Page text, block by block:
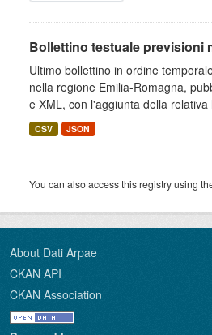
Bollettino testuale previsioni
Ultimo bollettino in ordine
nella regione Emilia-Romagna,
e XML, con l'aggiunta della
CSV JSON
You can also access this registry using
About Dati Arpae
CKAN API
CKAN Association